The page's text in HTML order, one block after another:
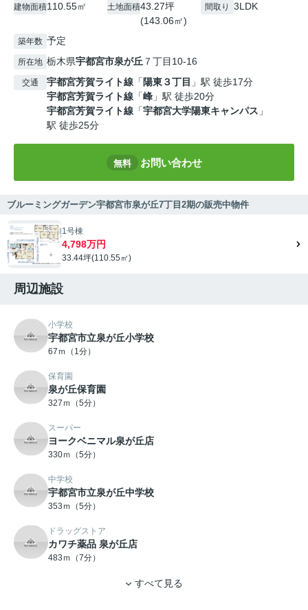
建物面積110.55㎡ 土地面積43.27坪
(143.06㎡)
間取り 3LDK
築年数 予定
所在地 栃木県宇都宮市泉が丘 ７丁目10-16
交通 宇都宮芳賀ライト線 「 陽東３丁目 」駅 徒歩17分
宇都宮芳賀ライト線 「峰 」駅 徒歩20分
宇都宮芳賀ライト線 「宇都宮大学陽東キャンパス 」
駅 徒歩25分
無料 お問い合わせ
ブルーミングガーデン宇都宮市泉が丘7丁目2期の販売中物件
1号棟
4,798万円
33.44坪(110.55㎡)
周辺施設
小学校
宇都宮市立泉が丘小学校
67ｍ（1分）
保育園
泉が丘保育園
327ｍ（5分）
スーパー
ヨークベニマル泉が丘店
330ｍ（5分）
中学校
宇都宮市立泉が丘中学校
353ｍ（5分）
ドラッグストア
カワチ薬品 泉が丘店
483ｍ（7分）
すべて見る